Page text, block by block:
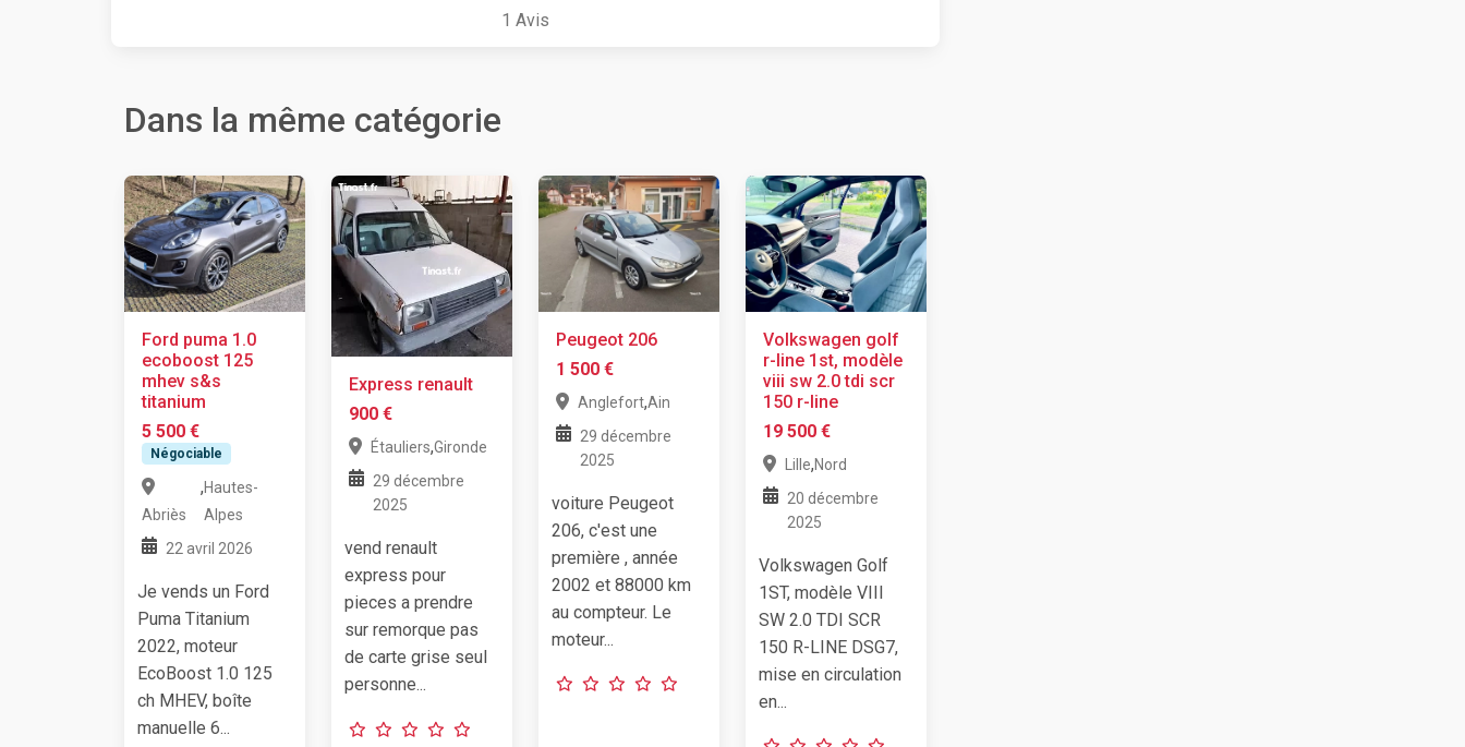
1 Avis
Dans la même catégorie
Ford puma 1.0
ecoboost 125
mhev s&s
titanium
5 500 €
Négociable
Abriès
,Hautes-
Alpes
22 avril 2026
Je vends un Ford
Puma Titanium
2022, moteur
EcoBoost 1.0 125
ch MHEV, boîte
manuelle 6...
Express renault
900 €
Étauliers,Gironde
29 décembre
2025
vend renault
express pour
pieces a prendre
sur remorque pas
de carte grise seul
personne...
Peugeot 206
1 500 €
Anglefort,Ain
29 décembre
2025
voiture Peugeot
206, c'est une
première , année
2002 et 88000 km
au compteur. Le
moteur...
Volkswagen golf
r-line 1st, modèle
viii sw 2.0 tdi scr
150 r-line
19 500 €
Lille,Nord
20 décembre
2025
Volkswagen Golf
1ST, modèle VIII
SW 2.0 TDI SCR
150 R-LINE DSG7,
mise en circulation
en...